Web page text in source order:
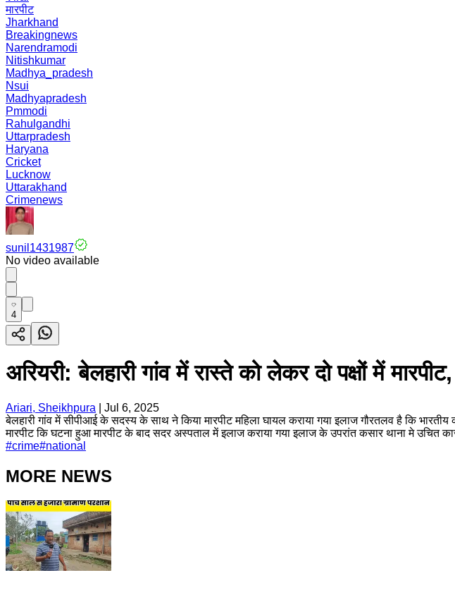
मारपीट
Jharkhand
Breakingnews
Narendramodi
Nitishkumar
Madhya_pradesh
Nsui
Madhyapradesh
Pmmodi
Rahulgandhi
Uttarpradesh
Haryana
Cricket
Lucknow
Uttarakhand
Crimenews
sunil1431987
No video available
4
अरियरी: बेलहारी गांव में रास्ते को लेकर दो पक्षों में
Ariari, Sheikhpura
Jul 6, 2025
बेलहारी गांव में सीपीआई के सदस्य के साथ ने किया मारपीट महिला घायल कराया गया इलाज गौरतलव है कि भारतीय
मारपीट कि घटना हुआ मारपीट के बाद सदर अस्पताल में इलाज कराया गया इलाज के उपरांत कसार थाना मे उचित
#crime#national
MORE NEWS